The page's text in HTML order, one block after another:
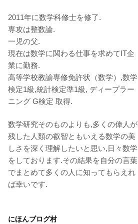
2011年に数学科修士を修了.
専攻は整数論.
一児の父.
現在は数学に関わる仕事を求めてIT企
業に勤務.
高等学校教諭専修免許状（数学）,数学
検定1級,統計検定準1級, ディープラー
ニング G検定 取得.
数学研究そのものよりも,多くの偉人が
残した人類の叡智ともいえる数学の美
しさを深く理解したいと思い,日々数学
をしております.その結果を自分の言葉
でまとめて多くの人に知ってもらえれ
ば幸いです.
にほんブログ村